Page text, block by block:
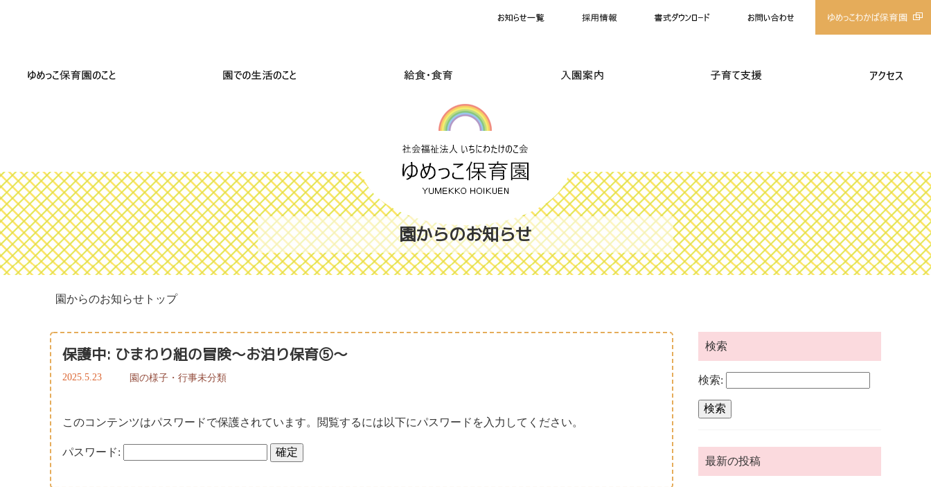
園からのお知らせ
園からのお知らせトップ
保護中: ひまわり組の冒険～お泊り保育⑤～
2025.5.23 園の様子・行事未分類
このコンテンツはパスワードで保護されています。閲覧するには以下にパスワードを入力してください。
パスワード:
検索
検索:
最新の投稿